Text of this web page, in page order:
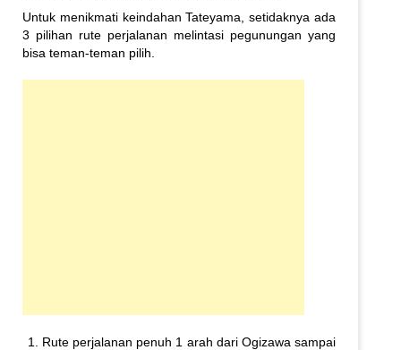
Untuk menikmati keindahan Tateyama, setidaknya ada
3 pilihan rute perjalanan melintasi pegunungan yang
bisa teman-teman pilih.
Rute perjalanan penuh 1 arah dari Ogizawa sampai